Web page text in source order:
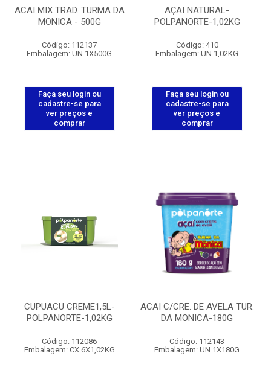
ACAI MIX TRAD. TURMA DA
MONICA - 500G
Código: 112137
Embalagem: UN.1X500G
Faça seu login ou
cadastre-se para
ver preços e
comprar
AÇAI NATURAL-
POLPANORTE-1,02KG
Código: 410
Embalagem: UN.1,02KG
Faça seu login ou
cadastre-se para
ver preços e
comprar
CUPUACU CREME1,5L-
POLPANORTE-1,02KG
Código: 112086
Embalagem: CX.6X1,02KG
ACAI C/CRE. DE AVELA TUR.
DA MONICA-180G
Código: 112143
Embalagem: UN.1X180G